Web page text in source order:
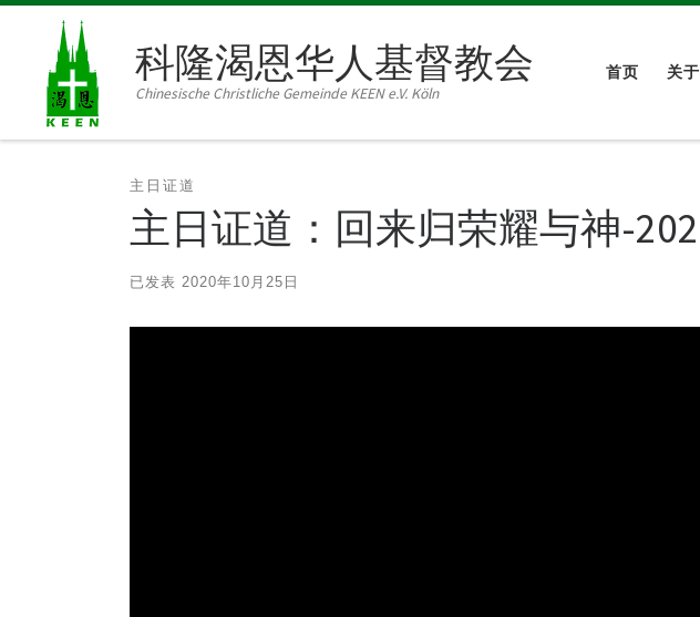
Skip to content
科隆渴恩华人基督教会
Chinesische Christliche Gemeinde KEEN e.V. Köln
首页 关
主日证道
主日证道：回来归荣耀与神-
已发表 2020年10月25日